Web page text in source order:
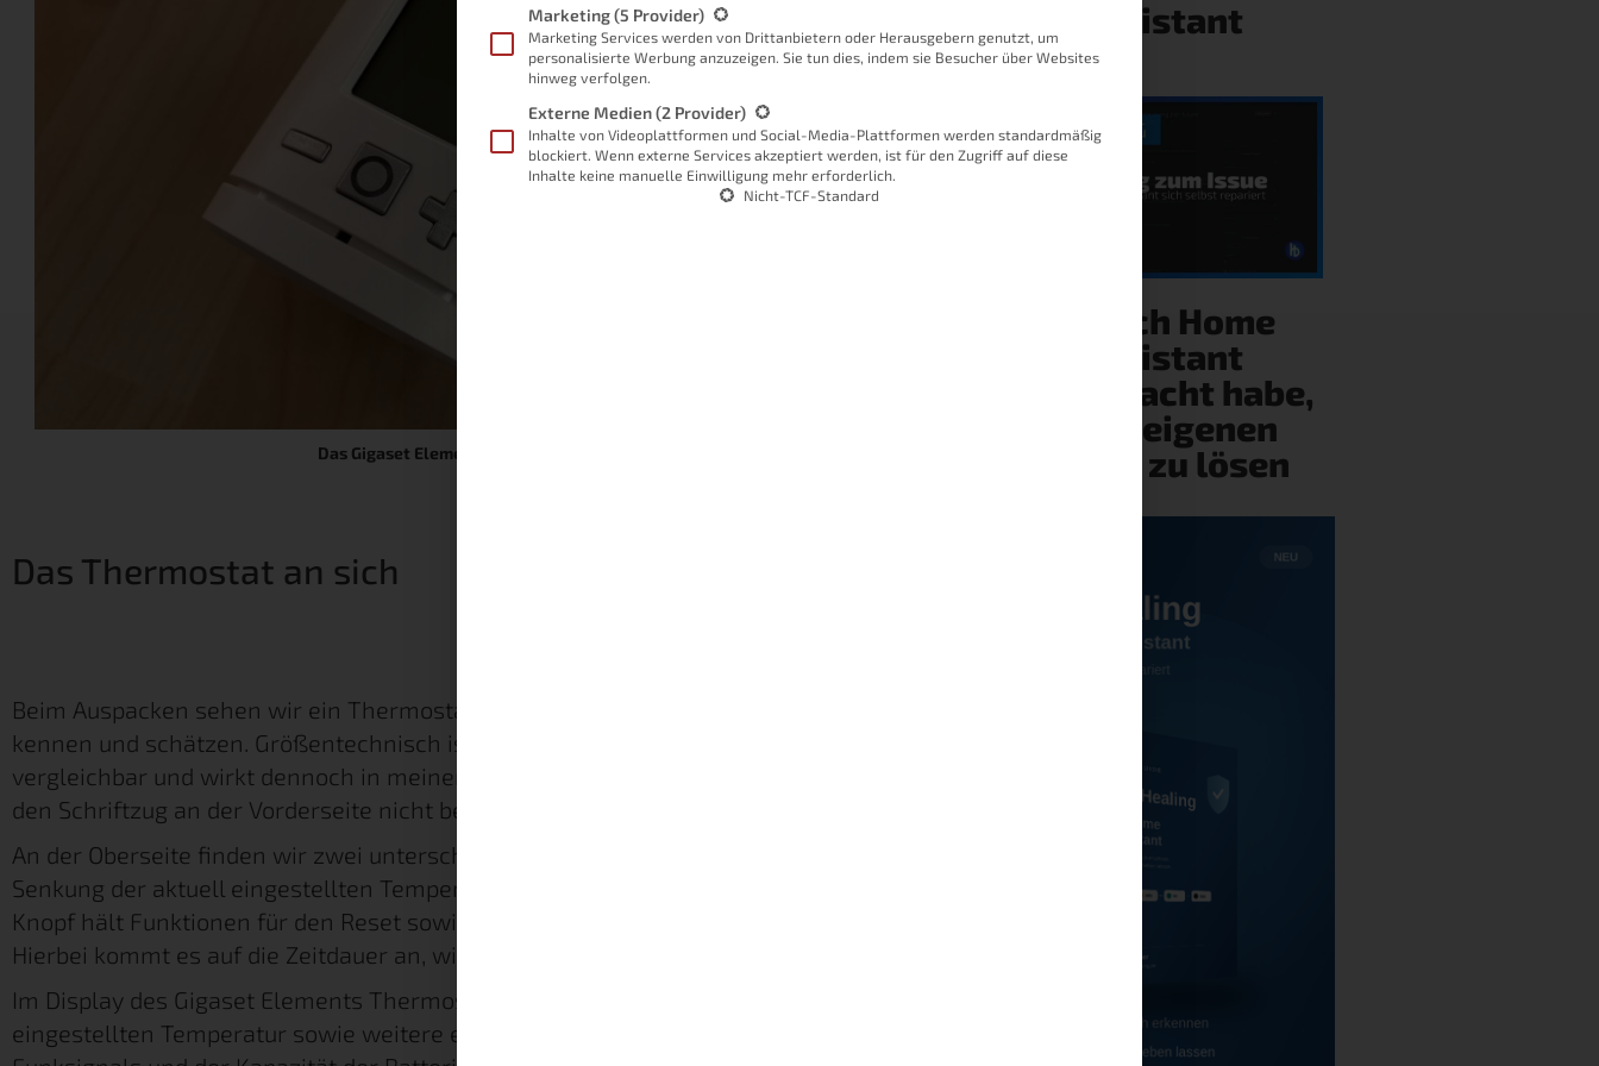
Das Gigaset Elements Thermostat von oben
Das Thermostat an sich
Beim Auspacken sehen wir ein Thermostat, wie wir es bereits aus dem Smart Home
kennen und schätzen. Größentechnisch ist das Gerät mit denen der Konkurrenz
vergleichbar und wirkt dennoch in meinem Fall sehr unauffällig. Zumindest, wenn man
den Schriftzug an der Vorderseite nicht beachtet.
An der Oberseite finden wir zwei unterschiedliche Bedienknöpfe, die zur Erhöhung und
Senkung der aktuell eingestellten Temperatur genutzt werden können. Der mittige
Knopf hält Funktionen für den Reset sowie die Aktivierung des Boost-Modus bereit.
Hierbei kommt es auf die Zeitdauer an, wie lange wir diesen Knopf drücken.
Im Display des Gigaset Elements Thermostats finden wir Informationen zur aktuell
eingestellten Temperatur sowie weitere ergänzende Informationen bezüglich des
Assistant
Wie ich Home
Assistant
beigebracht habe,
seine eigenen
Fehler zu lösen
Marketing(5 Provider)
Marketing Services werden von Drittanbietern oder Herausgebern genutzt, um
personalisierte Werbung anzuzeigen. Sie tun dies, indem sie Besucher über Websites
hinweg verfolgen.
Externe Medien(2 Provider)
Inhalte von Videoplattformen und Social-Media-Plattformen werden standardmäßig
blockiert. Wenn externe Services akzeptiert werden, ist für den Zugriff auf diese
Inhalte keine manuelle Einwilligung mehr erforderlich.
Nicht-TCF-Standard